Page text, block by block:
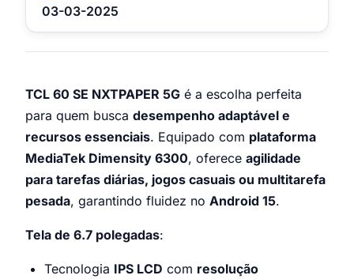
03-03-2025
TCL 60 SE NXTPAPER 5G é a escolha perfeita
para quem busca desempenho adaptável e
recursos essenciais. Equipado com plataforma
MediaTek Dimensity 6300, oferece agilidade
para tarefas diárias, jogos casuais ou multitarefa
pesada, garantindo fluidez no Android 15.
Tela de 6.7 polegadas:
Tecnologia IPS LCD com resolução